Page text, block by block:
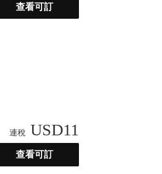
查看可訂
連稅 USD11
查看可訂